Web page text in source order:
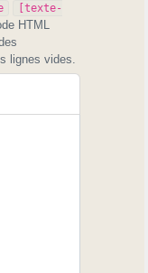
[texte-
HTML
lignes vides.